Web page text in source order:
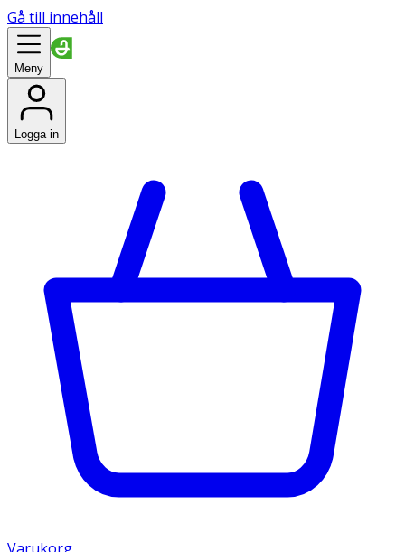
Gå till innehåll
Meny
Logga in